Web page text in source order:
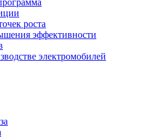
роста
эффективности
электромобилей